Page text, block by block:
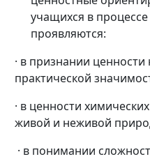
учащихся в
проявляются:
· в признании ценности
практической
· в ценности
живой и неживой
· в понимании